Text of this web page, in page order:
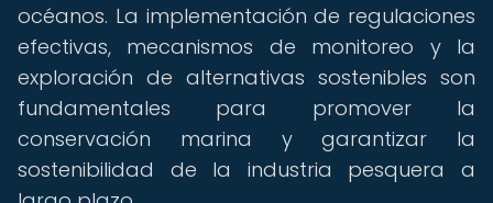
océanos. La implementación de regulaciones
efectivas, mecanismos de monitoreo y la
exploración de alternativas sostenibles son
fundamentales para promover la
conservación marina y garantizar la
sostenibilidad de la industria pesquera a